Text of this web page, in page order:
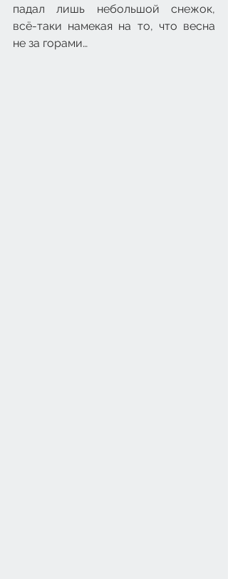
падал лишь небольшой снежок,
всё-таки намекая на то, что весна
не за горами…